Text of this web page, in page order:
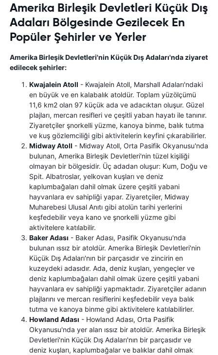
Amerika Birleşik Devletleri Küçük Dış
Adaları Bölgesinde Gezilecek En
Popüler Şehirler ve Yerler
Amerika Birleşik Devletleri'nin Küçük Dış Adaları'nda ziyaret
edilecek şehirler:
Kwajalein Atoll - Kwajalein Atoll, Marshall Adaları'ndaki
en büyük ve en kalabalık atoldür. Toplam yüzölçümü
11,6 km2 olan 97 küçük ada ve adacıktan oluşur. Güzel
plajları, mercan resifleri ve çeşitli yaban hayatı ile tanınır.
Ziyaretçiler şnorkelli yüzme, kanoya binme, balık tutma
ve kuş gözlemciliği gibi aktivitelerin keyfini çıkarabilirler.
Midway Atoll - Midway Atoll, Orta Pasifik Okyanusu'nda
bulunan, Amerika Birleşik Devletleri'nin tüzel kişiliği
olmayan bir bölgesidir. Üç adadan oluşur: Kum, Doğu ve
Spit. Albatroslar, yelkovan kuşları ve deniz
kaplumbağaları dahil olmak üzere çeşitli yabani
hayvanlara ev sahipliği yapar. Ziyaretçiler, Midway
Muharebesi Ulusal Anıtı gibi atolün tarihi yerlerini
keşfedebilir veya kano ve şnorkelli yüzme gibi
aktivitelere katılabilir.
Baker Adası - Baker Adası, Pasifik Okyanusu'nda
bulunan ıssız bir atoldür. Amerika Birleşik Devletleri'nin
Küçük Dış Adaları'nın bir parçasıdır ve zincirin en
kuzeydeki adasıdır. Ada, deniz kuşları, yengeçler ve
deniz kaplumbağaları dahil olmak üzere çeşitli yabani
hayvanlara ev sahipliği yapmaktadır. Ziyaretçiler adanın
plajlarını ve mercan resiflerini keşfedebilir veya balık
tutma ve kanoya binme gibi aktivitelere katılabilirler.
Howland Adası - Howland Adası, Orta Pasifik
Okyanusu'nda yer alan ıssız bir atoldür. Amerika Birleşik
Devletleri'nin Küçük Dış Adaları'nın bir parçasıdır ve
deniz kuşları, kaplumbağalar ve balıklar dahil olmak